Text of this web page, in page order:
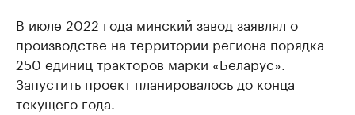
В июле 2022 года минский завод заявлял о
производстве на территории региона порядка
250 единиц тракторов марки «Беларус».
Запустить проект планировалось до конца
текущего года.